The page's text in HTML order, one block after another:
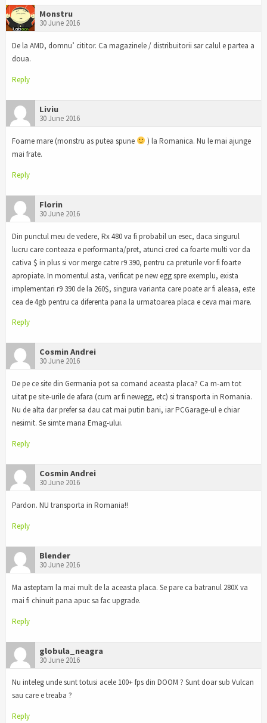
Monstru
30 June 2016
De la AMD, domnu’ cititor. Ca magazinele / distribuitorii sar calul e partea a
doua.
Reply
Liviu
30 June 2016
Foame mare (monstru as putea spune
) la Romanica. Nu le mai ajunge
mai frate.
Reply
Florin
30 June 2016
Din punctul meu de vedere, Rx 480 va fi probabil un esec, daca singurul
lucru care conteaza e performanta/pret, atunci cred ca foarte multi vor da
cativa $ in plus si vor merge catre r9 390, pentru ca preturile vor fi foarte
apropiate. In momentul asta, verificat pe new egg spre exemplu, exista
implementari r9 390 de la 260$, singura varianta care poate ar fi aleasa, este
cea de 4gb pentru ca diferenta pana la urmatoarea placa e ceva mai mare.
Reply
Cosmin Andrei
30 June 2016
De pe ce site din Germania pot sa comand aceasta placa? Ca m-am tot
uitat pe site-urile de afara (cum ar fi newegg, etc) si transporta in Romania.
Nu de alta dar prefer sa dau cat mai putin bani, iar PCGarage-ul e chiar
nesimit. Se simte mana Emag-ului.
Reply
Cosmin Andrei
30 June 2016
Pardon. NU transporta in Romania!!
Reply
Blender
30 June 2016
Ma asteptam la mai mult de la aceasta placa. Se pare ca batranul 280X va
mai fi chinuit pana apuc sa fac upgrade.
Reply
globula_neagra
30 June 2016
Nu inteleg unde sunt totusi acele 100+ fps din DOOM ? Sunt doar sub Vulcan
sau care e treaba ?
Reply